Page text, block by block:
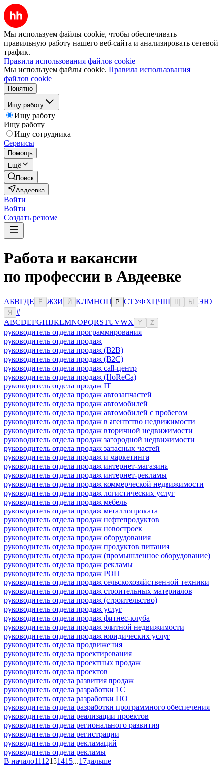
Мы используем файлы cookie, чтобы обеспечивать
правильную работу нашего веб-сайта и анализировать сетевой
трафик.
Правила использования файлов cookie
Мы используем файлы cookie. Правила использования
файлов cookie
Понятно
Ищу работу
Ищу работу
Ищу работу
Ищу сотрудника
Сервисы
Помощь
Ещё
Поиск
Авдеевка
Войти
Войти
Создать резюме
Работа и вакансии
по профессии в Авдеевке
АБВГДЕ Ё ЖЗИ Й КЛМНОП Р СТУФХЦЧШ Ы ЭЮ
Я
#
ABCDEFGHIJKLMNOPQRSTUVWX Y Z
руководитель отдела программирования
руководитель отдела продаж
руководитель отдела продаж (B2B)
руководитель отдела продаж (B2C)
руководитель отдела продаж call-центр
руководитель отдела продаж (HoReCa)
руководитель отдела продаж IT
руководитель отдела продаж автозапчастей
руководитель отдела продаж автомобилей
руководитель отдела продаж автомобилей с пробегом
руководитель отдела продаж в агентство недвижимости
руководитель отдела продаж вторичной недвижимости
руководитель отдела продаж загородной недвижимости
руководитель отдела продаж запасных частей
руководитель отдела продаж и маркетинга
руководитель отдела продаж интернет-магазина
руководитель отдела продаж интернет-рекламы
руководитель отдела продаж коммерческой недвижимости
руководитель отдела продаж логистических услуг
руководитель отдела продаж мебель
руководитель отдела продаж металлопроката
руководитель отдела продаж нефтепродуктов
руководитель отдела продаж новостроек
руководитель отдела продаж оборудования
руководитель отдела продаж продуктов питания
руководитель отдела продаж (промышленное оборудование)
руководитель отдела продаж рекламы
руководитель отдела продаж РОП
руководитель отдела продаж сельскохозяйственной техники
руководитель отдела продаж строительных материалов
руководитель отдела продаж (строительство)
руководитель отдела продаж услуг
руководитель отдела продаж фитнес-клуба
руководитель отдела продаж элитной недвижимости
руководитель отдела продаж юридических услуг
руководитель отдела продвижения
руководитель отдела проектирования
руководитель отдела проектных продаж
руководитель отдела проектов
руководитель отдела развития продаж
руководитель отдела разработки 1С
руководитель отдела разработки ПО
руководитель отдела разработки программного обеспечения
руководитель отдела реализации проектов
руководитель отдела регионального развития
руководитель отдела регистрации
руководитель отдела рекламаций
руководитель отдела рекламы
В начало1112131415...17дальше